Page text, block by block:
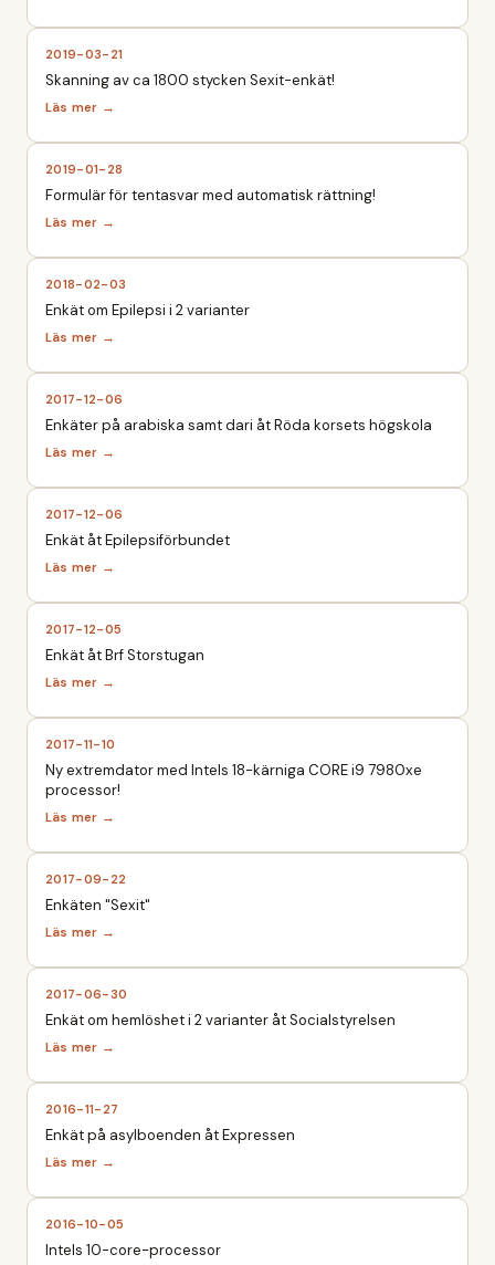
2019-03-21
Skanning av ca 1800 stycken Sexit-enkät!
2019-01-28
Formulär för tentasvar med automatisk rättning!
2018-02-03
Enkät om Epilepsi i 2 varianter
2017-12-06
Enkäter på arabiska samt dari åt Röda korsets högskola
2017-12-06
Enkät åt Epilepsiförbundet
2017-12-05
Enkät åt Brf Storstugan
2017-11-10
Ny extremdator med Intels 18-kärniga CORE i9 7980xe
processor!
2017-09-22
Enkäten "Sexit"
2017-06-30
Enkät om hemlöshet i 2 varianter åt Socialstyrelsen
2016-11-27
Enkät på asylboenden åt Expressen
2016-10-05
Intels 10-core-processor